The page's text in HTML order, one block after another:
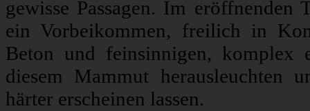
gewisse Passagen. Im
ein Vorbeikommen, freilich in
Beton und feinsinnigen, komplex
diesem Mammut herausleuchten
härter erscheinen lassen.